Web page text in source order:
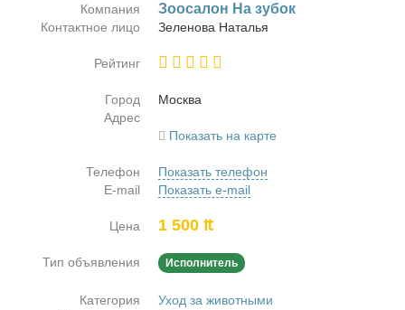
Компания Зооса­лон На зу­бок
Контактное лицо Зе­ле­но­ва На­та­лья
Рейтинг
Город
Москва
Адрес
Показать на карте
Телефон
Показать телефон
E-mail
Показать e-mail
Цена 1 500 ₶
Тип объявления Исполнитель
Категория
Уход за животными